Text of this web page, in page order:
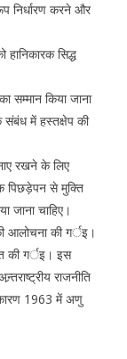
निर्धारण करने और
हानिकारक सिद्ध
सम्मान किया जाना
संबंध में हस्तक्षेप की
रखने के लिए
पिछड़ेपन से मुक्ति
जाना चाहिए।
आलोचना की गर्इ।
की गर्इ। इस
राजनीति
कारण 1963 में अणु